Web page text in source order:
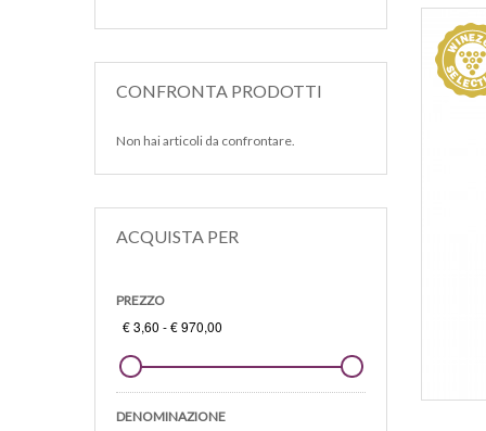
CONFRONTA PRODOTTI
Non hai articoli da confrontare.
ACQUISTA PER
PREZZO
DENOMINAZIONE